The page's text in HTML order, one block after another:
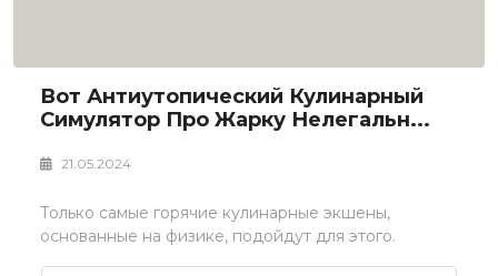
Вот Антиутопический Кулинарный
Симулятор Про Жарку Нелегальн...
21.05.2024
Только самые горячие кулинарные экшены,
основанные на физике, подойдут для этого.